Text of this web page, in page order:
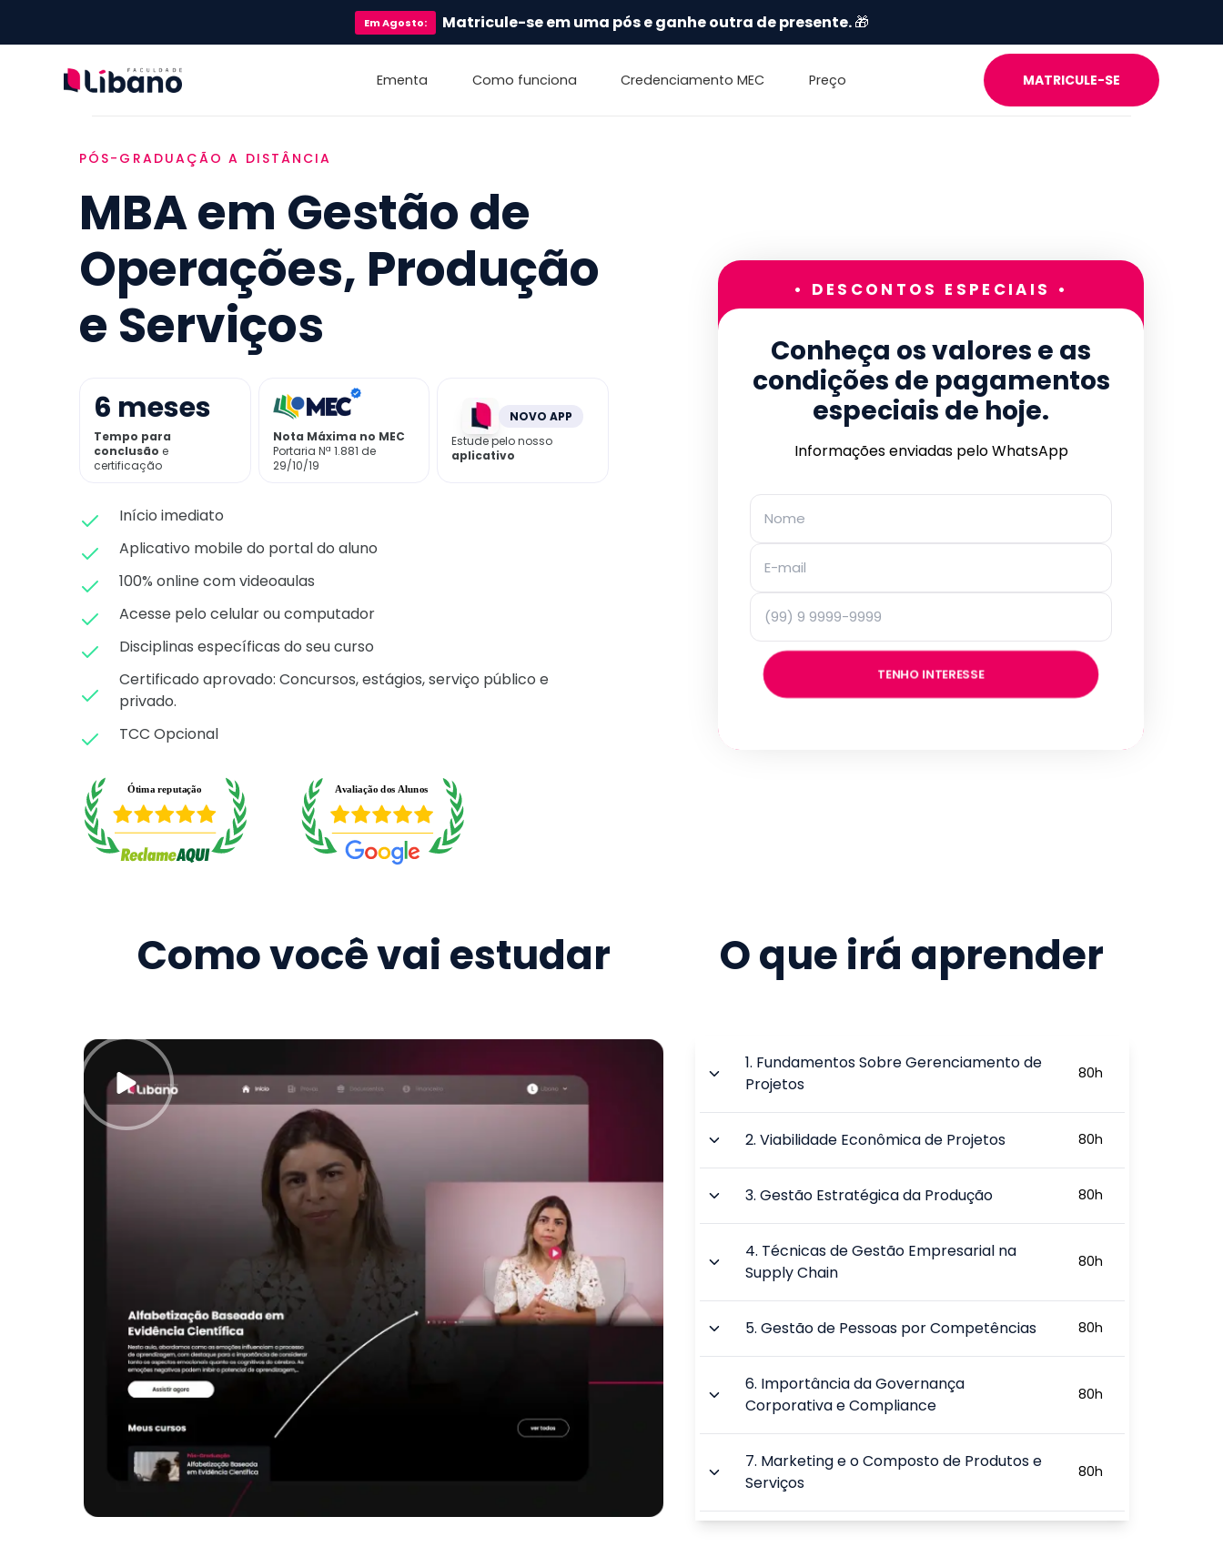
EmAgosto: Matricule-se em uma pós e ganhe outra de presente.🎁
Ementa Como funciona Credenciamento MEC Preço MATRICULE-SE
PÓS-GRADUAÇÃO A DISTÂNCIA
MBA em Gestão de
Operações, Produção
e Serviços
6 meses
Tempo para
conclusão e
certificação
Nota Máxima no MEC
Portaria Nª 1.881 de
29/10/19
NOVO APP
Estude pelo nosso
aplicativo
Início imediato
Aplicativo mobile do portal do aluno
100% online com videoaulas
Acesse pelo celular ou computador
Disciplinas específicas do seu curso
Certificado aprovado: Concursos, estágios, serviço público e
privado.
TCC Opcional
• DESCONTOS ESPECIAIS •
Conheça os valores e as
condições de pagamentos
especiais de hoje.
Informações enviadas pelo WhatsApp
TENHO INTERESSE
Como você vai estudar O que irá aprender
1. Fundamentos Sobre Gerenciamento de
Projetos
80h
2.Viabilidade Econômica de Projetos 80h
3.Gestão Estratégica da Produção 80h
4. Técnicas de Gestão Empresarial na
Supply Chain
80h
5.Gestão de Pessoas por Competências 80h
6. Importância da Governança
Corporativa e Compliance
80h
7. Marketing e o Composto de Produtos e
Serviços
80h